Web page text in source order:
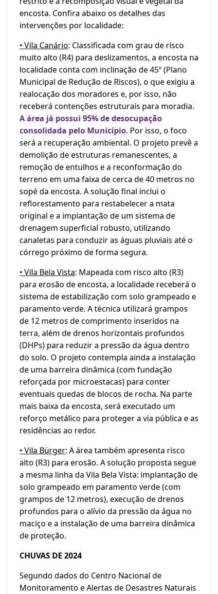
encosta. Confira abaixo os detalhes das
intervenções por localidade:
• Vila Canário: Classificada com grau de risco
muito alto (R4) para deslizamentos, a encosta na
localidade conta com inclinação de 45º (Plano
Municipal de Redução de Riscos), o que exigiu a
realocação dos moradores e, por isso, não
receberá contenções estruturais para moradia.
A área já possui 95% de desocupação
consolidada pelo Município. Por isso, o foco
será a recuperação ambiental. O projeto prevê a
demolição de estruturas remanescentes, a
remoção de entulhos e a reconformação do
terreno em uma faixa de cerca de 40 metros no
sopé da encosta. A solução final inclui o
reflorestamento para restabelecer a mata
original e a implantação de um sistema de
drenagem superficial robusto, utilizando
canaletas para conduzir as águas pluviais até o
córrego próximo de forma segura.
• Vila Bela Vista: Mapeada com risco alto (R3)
para erosão de encosta, a localidade receberá o
sistema de estabilização com solo grampeado e
paramento verde. A técnica utilizará grampos
de 12 metros de comprimento inseridos na
terra, além de drenos horizontais profundos
(DHPs) para reduzir a pressão da água dentro
do solo. O projeto contempla ainda a instalação
de uma barreira dinâmica (com fundação
reforçada por microestacas) para conter
eventuais quedas de blocos de rocha. Na parte
mais baixa da encosta, será executado um
reforço metálico para proteger a via pública e as
residências ao redor.
• Vila Bürger: A área também apresenta risco
alto (R3) para erosão. A solução proposta segue
a mesma linha da Vila Bela Vista: implantação de
solo grampeado em paramento verde (com
grampos de 12 metros), execução de drenos
profundos para o alívio da pressão da água no
maciço e a instalação de uma barreira dinâmica
de proteção.
CHUVAS DE 2024
Segundo dados do Centro Nacional de
Monitoramento e Alertas de Desastres Naturais